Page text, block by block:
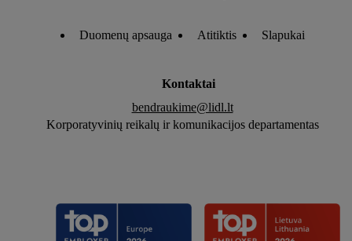
Duomenų apsauga Atitiktis Slapukai
Kontaktai
bendraukime@lidl.lt
Korporatyvinių reikalų ir komunikacijos departamentas